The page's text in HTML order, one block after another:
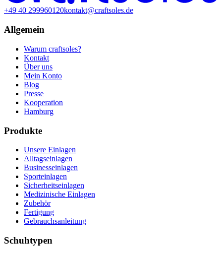
+49 40 299960120kontakt@craftsoles.de
Allgemein
Warum craftsoles?
Kontakt
Über uns
Mein Konto
Blog
Presse
Kooperation
Hamburg
Produkte
Unsere Einlagen
Alltagseinlagen
Businesseinlagen
Sporteinlagen
Sicherheitseinlagen
Medizinische Einlagen
Zubehör
Fertigung
Gebrauchsanleitung
Schuhtypen